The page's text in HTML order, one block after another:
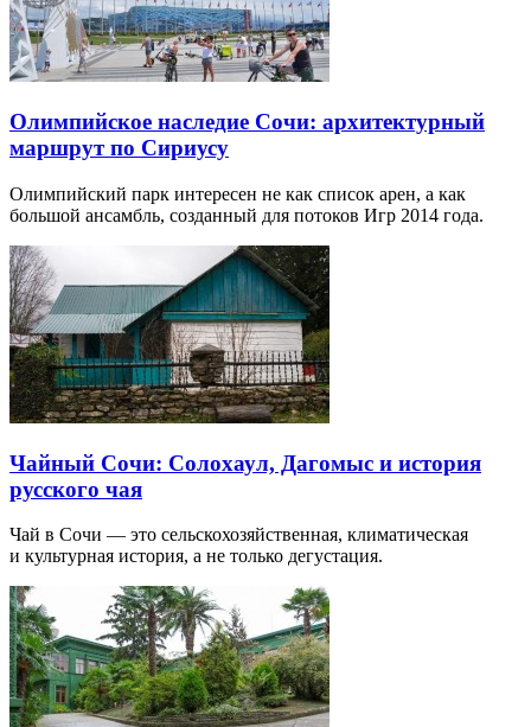
Олимпийское наследие Сочи: архитектурный
маршрут по Сириусу
Олимпийский парк интересен не как список арен, а как
большой ансамбль, созданный для потоков Игр 2014 года.
Чайный Сочи: Солохаул, Дагомыс и история
русского чая
Чай в Сочи — это сельскохозяйственная, климатическая
и культурная история, а не только дегустация.